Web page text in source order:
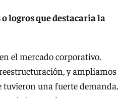
logros que destacaría la
el mercado corporativo.
y ampliamos
tuvieron una fuerte demanda.